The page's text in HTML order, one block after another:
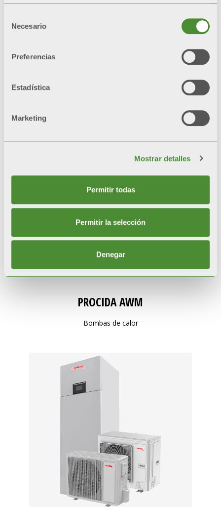
Necesario
Preferencias
Estadística
Marketing
Mostrar detalles
Permitir todas
Permitir la selección
Denegar
“Quiet” para la modalidad
PROCIDA AWM
Bombas de calor